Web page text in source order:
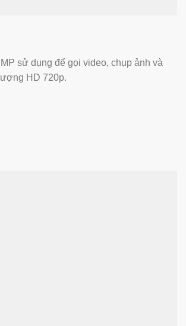
sử dụng để gọi video, chụp ảnh và
HD 720p.